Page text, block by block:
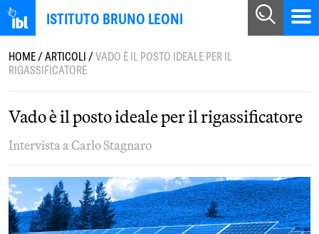
ISTITUTO BRUNO LEONI
HOME/ARTICOLI/VADO È IL POSTO IDEALE PER IL
RIGASSIFICATORE
Vado è il posto ideale per il rigassificatore
Intervista a Carlo Stagnaro